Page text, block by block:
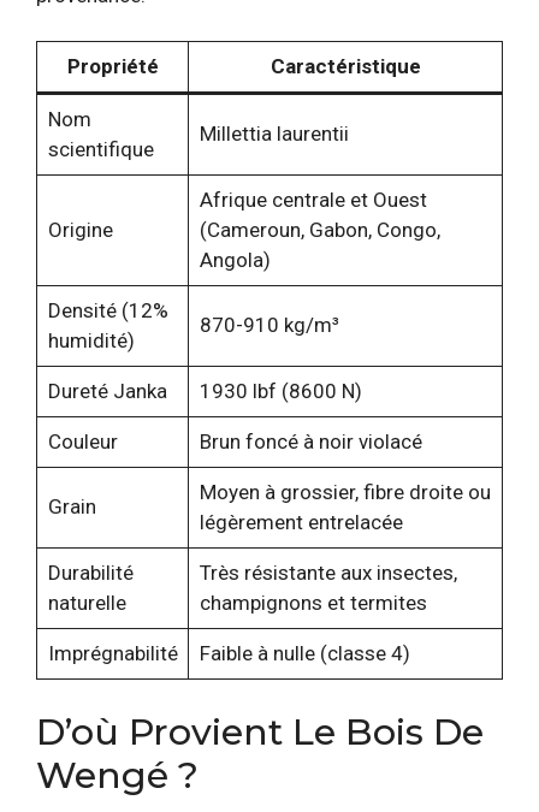
Propriété Caractéristique
Nom
scientifique
Millettia laurentii
Origine
Afrique centrale et Ouest
(Cameroun, Gabon, Congo,
Angola)
Densité (12%
humidité)
870-910 kg/m³
Dureté Janka 1930 lbf (8600 N)
Couleur Brun foncé à noir violacé
Grain
Moyen à grossier, fibre droite ou
légèrement entrelacée
Durabilité
naturelle
Très résistante aux insectes,
champignons et termites
Imprégnabilité Faible à nulle (classe 4)
D’où Provient Le Bois De
Wengé ?